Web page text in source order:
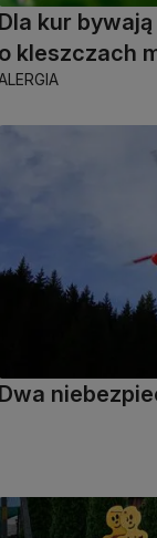
Dla kur
o kleszczach
Dwa